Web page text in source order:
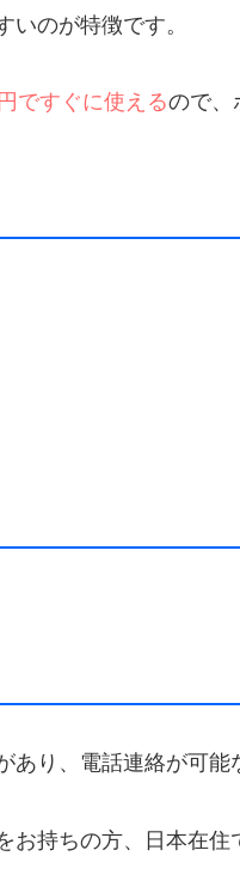
いのが特徴です。
ですぐに使えるので、
あり、電話連絡が可能
お持ちの方、日本在